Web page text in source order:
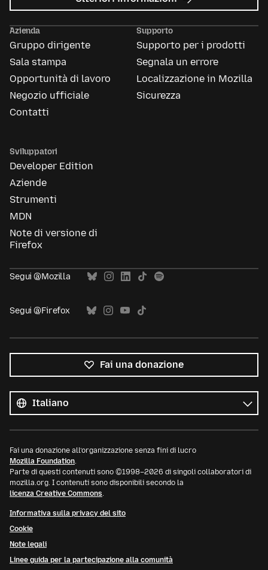
Mozilla
Azienda
Gruppo dirigente
Sala stampa
Opportunità di lavoro
Negozio ufficiale
Contatti
Supporto
Supporto per i prodotti
Segnala un errore
Localizzazione in Mozilla
Sicurezza
Sviluppatori
Developer Edition
Aziende
Strumenti
MDN
Note di versione di
Firefox
Segui @Mozilla
Segui @Firefox
Fai una donazione
le
lingue
Lingua
Fai una donazione all’organizzazione senza fini di lucro
Mozilla Foundation.
Parte di questi contenuti sono ©1998–2026 di singoli collaboratori di
mozilla.org. I contenuti sono disponibili secondo la
licenza Creative Commons.
Informativa sulla privacy del sito
Cookie
Note legali
Linee guida per la partecipazione alla comunità